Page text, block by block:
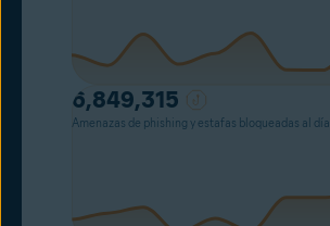
6,849,315
Amenazas de phishing y estafas bloqueadas al día